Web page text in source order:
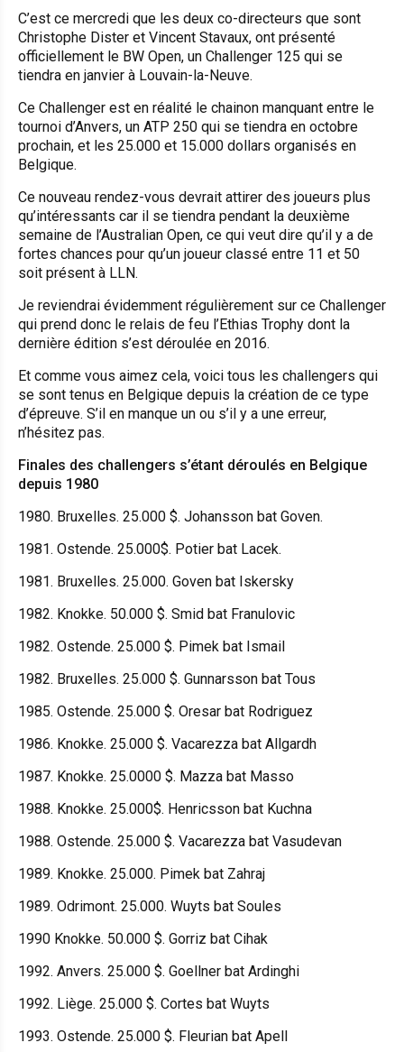
C’est ce mercredi que les deux co-directeurs que sont
Christophe Dister et Vincent Stavaux, ont présenté
officiellement le BW Open, un Challenger 125 qui se
tiendra en janvier à Louvain-la-Neuve.
Ce Challenger est en réalité le chainon manquant entre le
tournoi d’Anvers, un ATP 250 qui se tiendra en octobre
prochain, et les 25.000 et 15.000 dollars organisés en
Belgique.
Ce nouveau rendez-vous devrait attirer des joueurs plus
qu’intéressants car il se tiendra pendant la deuxième
semaine de l’Australian Open, ce qui veut dire qu’il y a de
fortes chances pour qu’un joueur classé entre 11 et 50
soit présent à LLN.
Je reviendrai évidemment régulièrement sur ce Challenger
qui prend donc le relais de feu l’Ethias Trophy dont la
dernière édition s’est déroulée en 2016.
Et comme vous aimez cela, voici tous les challengers qui
se sont tenus en Belgique depuis la création de ce type
d’épreuve. S’il en manque un ou s’il y a une erreur,
n’hésitez pas.
Finales des challengers s’étant déroulés en Belgique
depuis 1980
1980. Bruxelles. 25.000 $. Johansson bat Goven.
1981. Ostende. 25.000$. Potier bat Lacek.
1981. Bruxelles. 25.000. Goven bat Iskersky
1982. Knokke. 50.000 $. Smid bat Franulovic
1982. Ostende. 25.000 $. Pimek bat Ismail
1982. Bruxelles. 25.000 $. Gunnarsson bat Tous
1985. Ostende. 25.000 $. Oresar bat Rodriguez
1986. Knokke. 25.000 $. Vacarezza bat Allgardh
1987. Knokke. 25.0000 $. Mazza bat Masso
1988. Knokke. 25.000$. Henricsson bat Kuchna
1988. Ostende. 25.000 $. Vacarezza bat Vasudevan
1989. Knokke. 25.000. Pimek bat Zahraj
1989. Odrimont. 25.000. Wuyts bat Soules
1990 Knokke. 50.000 $. Gorriz bat Cihak
1992. Anvers. 25.000 $. Goellner bat Ardinghi
1992. Liège. 25.000 $. Cortes bat Wuyts
1993. Ostende. 25.000 $. Fleurian bat Apell